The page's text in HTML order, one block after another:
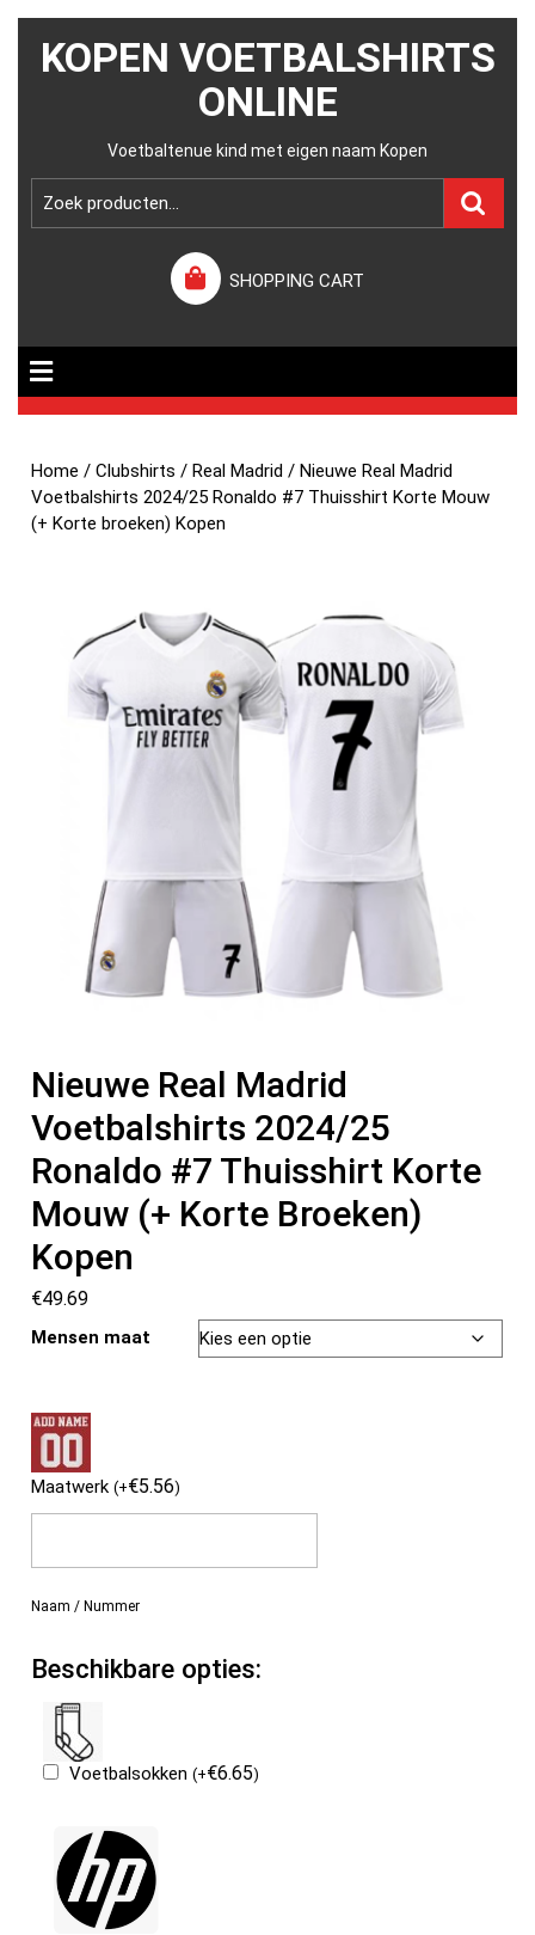
KOPEN VOETBALSHIRTS
ONLINE
Voetbaltenue kind met eigen naam Kopen
SHOPPING CART
Home /Clubshirts /Real Madrid / Nieuwe Real Madrid
Voetbalshirts 2024/25 Ronaldo #7 Thuisshirt Korte Mouw
(+ Korte broeken) Kopen
Nieuwe Real Madrid
Voetbalshirts 2024/25
Ronaldo #7 Thuisshirt Korte
Mouw (+ Korte Broeken)
Kopen
€49.69
Mensen maat
Maatwerk(+€5.56)
Naam / Nummer
Beschikbare opties:
Voetbalsokken(+€6.65)